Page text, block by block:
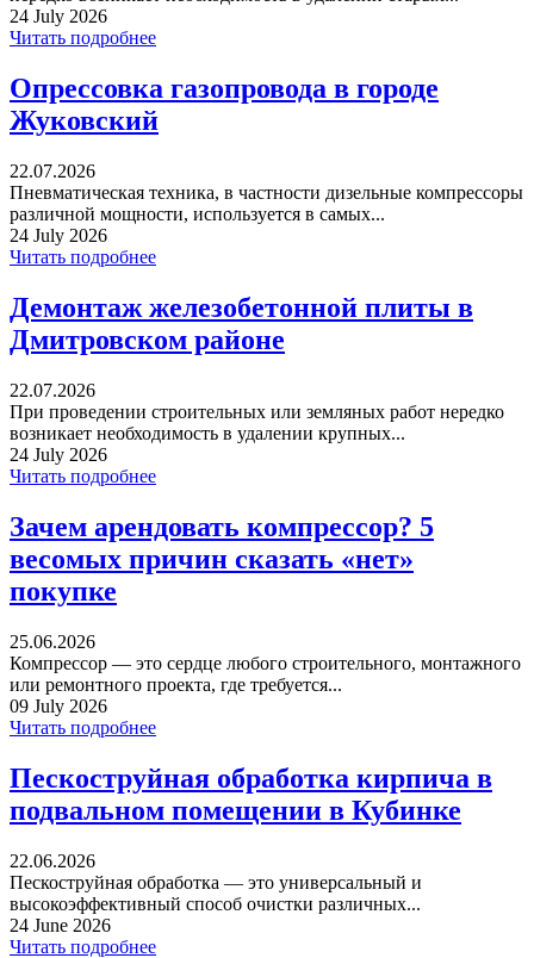
24 July 2026
Читать подробнее
Опрессовка газопровода в городе
Жуковский
22.07.2026
Пневматическая техника, в частности дизельные компрессоры
различной мощности, используется в самых...
24 July 2026
Читать подробнее
Демонтаж железобетонной плиты в
Дмитровском районе
22.07.2026
При проведении строительных или земляных работ нередко
возникает необходимость в удалении крупных...
24 July 2026
Читать подробнее
Зачем арендовать компрессор? 5
весомых причин сказать «нет»
покупке
25.06.2026
Компрессор — это сердце любого строительного, монтажного
или ремонтного проекта, где требуется...
09 July 2026
Читать подробнее
Пескоструйная обработка кирпича в
подвальном помещении в Кубинке
22.06.2026
Пескоструйная обработка — это универсальный и
высокоэффективный способ очистки различных...
24 June 2026
Читать подробнее